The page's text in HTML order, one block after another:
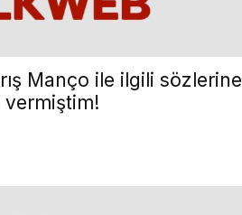
Manço ile ilgili sözlerine
vermiştim!